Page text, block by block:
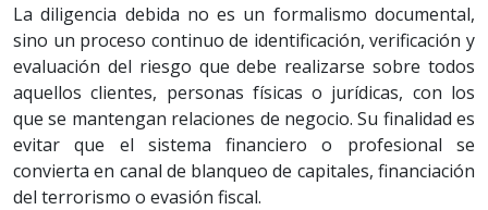
La diligencia debida no es un formalismo documental,
sino un proceso continuo de identificación, verificación y
evaluación del riesgo que debe realizarse sobre todos
aquellos clientes, personas físicas o jurídicas, con los
que se mantengan relaciones de negocio. Su finalidad es
evitar que el sistema financiero o profesional se
convierta en canal de blanqueo de capitales, financiación
del terrorismo o evasión fiscal.